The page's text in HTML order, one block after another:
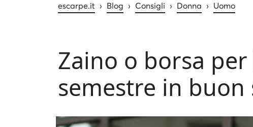
escarpe.it › Blog › Consigli › Donna › Uomo
Zaino o borsa
semestre in buon